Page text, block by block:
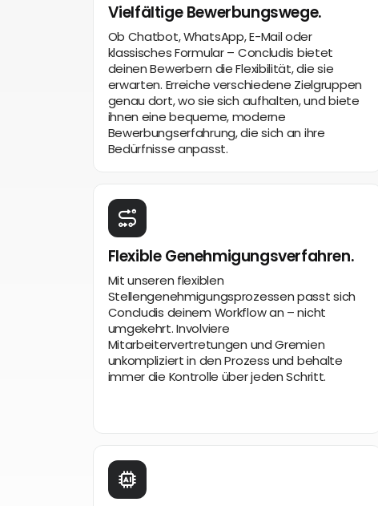
Vielfältige Bewerbungswege.
Ob Chatbot, WhatsApp, E-Mail oder
klassisches Formular – Concludis bietet
deinen Bewerbern die Flexibilität, die sie
erwarten. Erreiche verschiedene Zielgruppen
genau dort, wo sie sich aufhalten, und biete
ihnen eine bequeme, moderne
Bewerbungserfahrung, die sich an ihre
Bedürfnisse anpasst.
Flexible Genehmigungsverfahren.
Mit unseren flexiblen
Stellengenehmigungsprozessen passt sich
Concludis deinem Workflow an – nicht
umgekehrt. Involviere
Mitarbeitervertretungen und Gremien
unkompliziert in den Prozess und behalte
immer die Kontrolle über jeden Schritt.